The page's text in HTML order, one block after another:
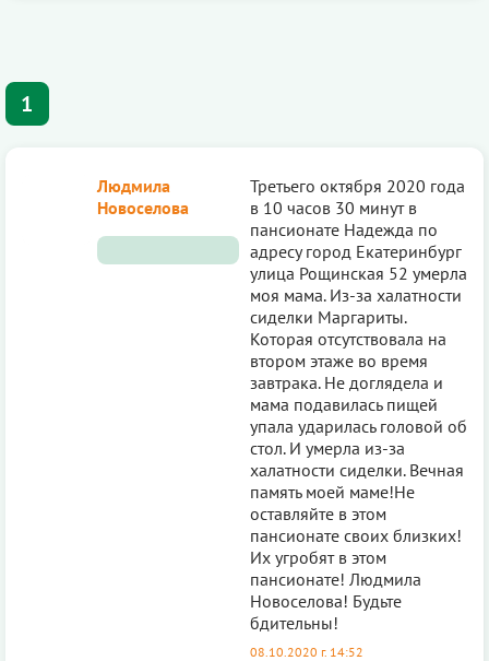
1
Людмила
Новоселова
Третьего октября 2020 года
в 10 часов 30 минут в
пансионате Надежда по
адресу город Екатеринбург
улица Рощинская 52 умерла
моя мама. Из-за халатности
сиделки Маргариты.
Которая отсутствовала на
втором этаже во время
завтрака. Не доглядела и
мама подавилась пищей
упала ударилась головой об
стол. И умерла из-за
халатности сиделки. Вечная
память моей маме!Не
оставляйте в этом
пансионате своих близких!
Их угробят в этом
пансионате! Людмила
Новоселова! Будьте
бдительны!
08.10.2020 г. 14:52